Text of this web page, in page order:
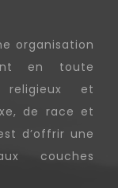
organisation
en toute
religieux et
de race et
d’offrir une
couches